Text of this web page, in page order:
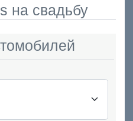
на свадьбу